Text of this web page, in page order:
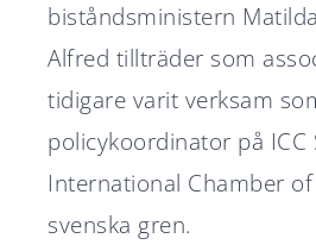
biståndsministern
Alfred tillträder som
tidigare varit verksam
policykoordinator på ICC
International Chamber
svenska gren.